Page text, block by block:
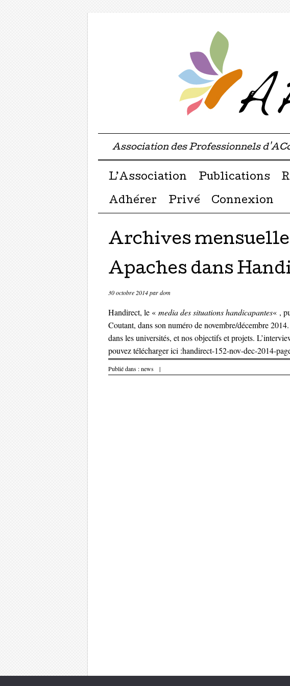
Association des Professionnels
Menu ☰
Passer directement au contenu
L’Association Publications
Adhérer Privé Connexion
Archives
Apaches dans
30 octobre 2014pardom
Handirect, le « media des situations handicapantes« ,
Coutant, dans son numéro de novembre/décembre
dans les universités, et nos objectifs et projets.
pouvez télécharger ici :handirect-152-nov-dec-2014-
Publié dans :news |